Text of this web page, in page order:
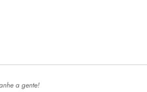
a gente!